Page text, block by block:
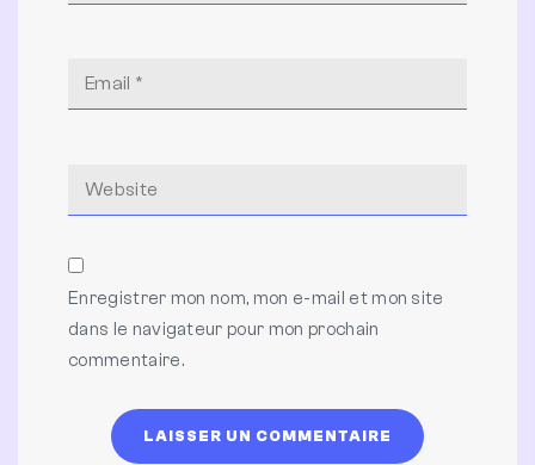
Enregistrer mon nom, mon e-mail et mon site
dans le navigateur pour mon prochain
commentaire.